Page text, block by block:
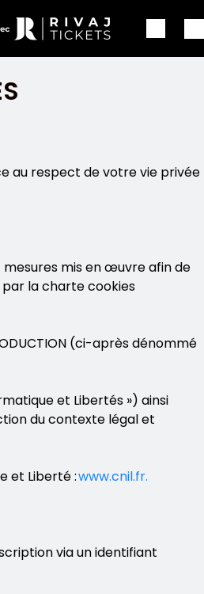
au respect de votre vie privée
mis en œuvre afin de
la charte cookies
(ci-après dénommé
et Libertés ») ainsi
du contexte légal et
et Liberté :www.cnil.fr.
via un identifiant